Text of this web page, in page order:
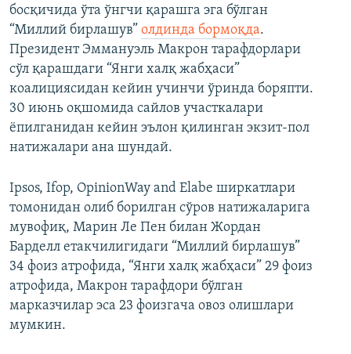
босқичида ўта ўнгчи қарашга эга бўлган
“Миллий бирлашув” олдинда бормоқда.
Президент Эммануэль Макрон тарафдорлари
сўл қарашдаги “Янги халқ жабҳаси”
коалициясидан кейин учинчи ўринда боряпти.
30 июнь оқшомида сайлов участкалари
ёпилганидан кейин эълон қилинган экзит-пол
натижалари ана шундай.
Ipsos, Ifop, OpinionWay and Elabe ширкатлари
томонидан олиб борилган сўров натижаларига
мувофиқ, Марин Ле Пен билан Жордан
Барделл етакчилигидаги “Миллий бирлашув”
34 фоиз атрофида, “Янги халқ жабҳаси” 29 фоиз
атрофида, Макрон тарафдори бўлган
марказчилар эса 23 фоизгача овоз олишлари
мумкин.